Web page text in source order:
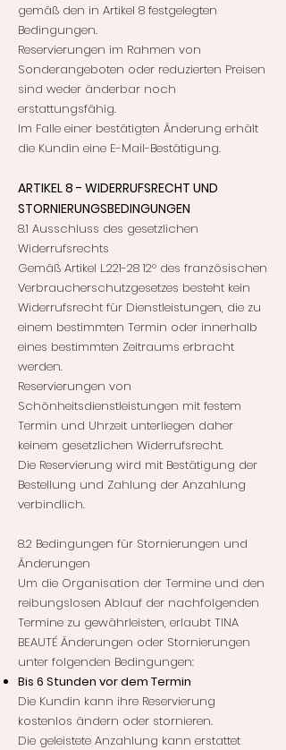
gemäß den in Artikel 8 festgelegten
Bedingungen.
Reservierungen im Rahmen von
Sonderangeboten oder reduzierten Preisen
sind weder änderbar noch
erstattungsfähig.
Im Falle einer bestätigten Änderung erhält
die Kundin eine E-Mail-Bestätigung.
ARTIKEL 8 - WIDERRUFSRECHT UND
STORNIERUNGSBEDINGUNGEN
8.1 Ausschluss des gesetzlichen
Widerrufsrechts
Gemäß Artikel L.221-28 12° des französischen
Verbraucherschutzgesetzes besteht kein
Widerrufsrecht für Dienstleistungen, die zu
einem bestimmten Termin oder innerhalb
eines bestimmten Zeitraums erbracht
werden.
Reservierungen von
Schönheitsdienstleistungen mit festem
Termin und Uhrzeit unterliegen daher
keinem gesetzlichen Widerrufsrecht.
Die Reservierung wird mit Bestätigung der
Bestellung und Zahlung der Anzahlung
verbindlich.
8.2 Bedingungen für Stornierungen und
Änderungen
Um die Organisation der Termine und den
reibungslosen Ablauf der nachfolgenden
Termine zu gewährleisten, erlaubt TINA
BEAUTÉ Änderungen oder Stornierungen
unter folgenden Bedingungen:
Bis 6 Stunden vor dem Termin
Die Kundin kann ihre Reservierung
kostenlos ändern oder stornieren.
Die geleistete Anzahlung kann erstattet